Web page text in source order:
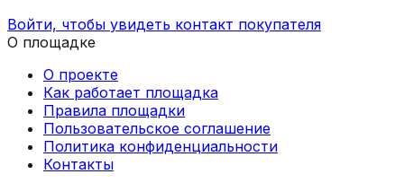
Войти, чтобы увидеть контакт покупателя
О площадке
О проекте
Как работает площадка
Правила площадки
Пользовательское соглашение
Политика конфиденциальности
Контакты